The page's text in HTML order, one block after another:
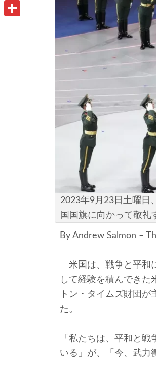
2023年9月23日土曜日
国国旗に向かって敬礼
By Andrew Salmon –
米国は、戦争と平和
して経験を積んでき
トン・タイムズ財団
た。
「私たちは、平和と
いる」が、「今、武力
o
t
P